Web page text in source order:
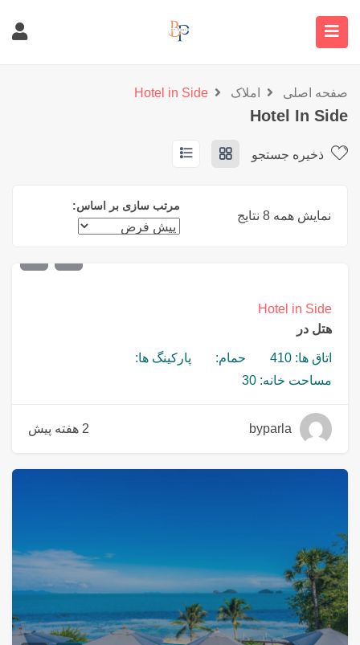
صفحه اصلی املاک Hotel in Side
Hotel In Side
ذخیره جستجو
نمایش همه 8 نتایج
مرتب سازی بر اساس:
Hotel in Side
هتل در
اتاق ها: 410 حمام:
پارکینگ ها:
مساحت خانه: 30
byparla 2 هفته پیش